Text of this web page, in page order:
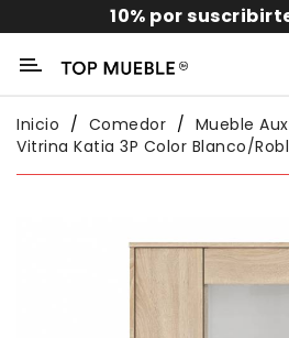
10% por
Categoría
Inicio Comedor
Mueble
Vitrina Katia 3P Color Blanco/